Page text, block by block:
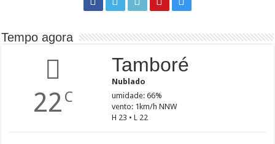
Tempo agora
22 C
Tamboré
Nublado
umidade: 66%
vento: 1km/h NNW
H 23 • L 22